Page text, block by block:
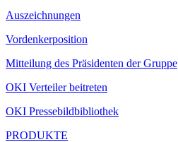
Auszeichnungen
Vordenkerposition
Mitteilung des Präsidenten der Gruppe
OKI Verteiler beitreten
OKI Pressebildbibliothek
PRODUKTE